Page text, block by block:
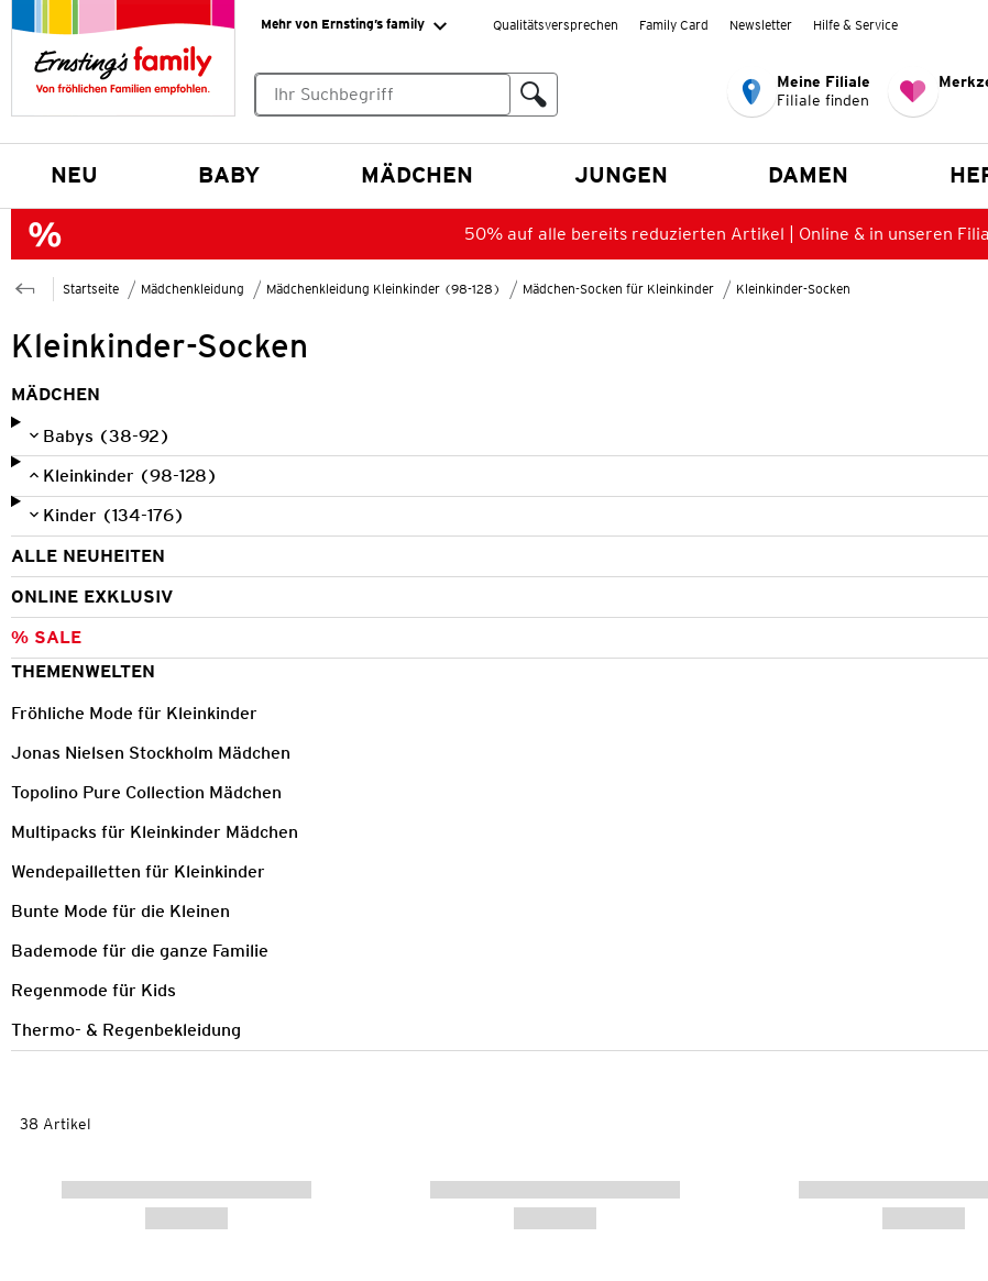
Mehr von Ernsting’s family Qualitätsversprechen Family Card Newsletter Hilfe & Service
Meine Filiale
Filiale finden
NEU BABY MÄDCHEN JUNGEN DAMEN
50% auf alle bereits reduzierten Artikel | Online & in unseren
Startseite Mädchenkleidung Mädchenkleidung Kleinkinder (98-128) Mädchen-Socken für Kleinkinder Kleinkinder-Socken
Kleinkinder-Socken
MÄDCHEN
Babys (38-92)
Kleinkinder (98-128)
Kinder (134-176)
ALLE NEUHEITEN
ONLINE EXKLUSIV
% SALE
THEMENWELTEN
Fröhliche Mode für Kleinkinder
Jonas Nielsen Stockholm Mädchen
Topolino Pure Collection Mädchen
Multipacks für Kleinkinder Mädchen
Wendepailletten für Kleinkinder
Bunte Mode für die Kleinen
Bademode für die ganze Familie
Regenmode für Kids
Thermo- & Regenbekleidung
38 Artikel